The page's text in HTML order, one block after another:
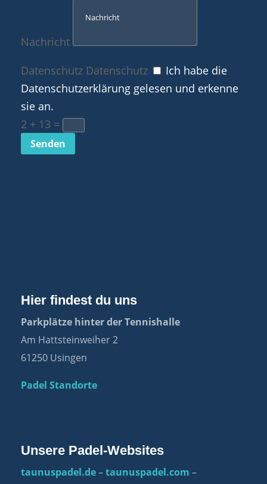
Nachricht
Datenschutz Datenschutz
Ich habe die
Datenschutzerklärung gelesen und erkenne
sie an.
2 + 13 =
Senden
Hier findest du uns
Parkplätze hinter der Tennishalle
Am Hattsteinweiher 2
61250 Usingen
Padel Standorte
Unsere Padel-Websites
taunuspadel.de–taunuspadel.com –